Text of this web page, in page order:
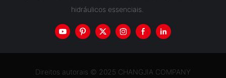
hidráulicos essenciais.
Direitos autorais © 2025 CHANGJIA COMPANY